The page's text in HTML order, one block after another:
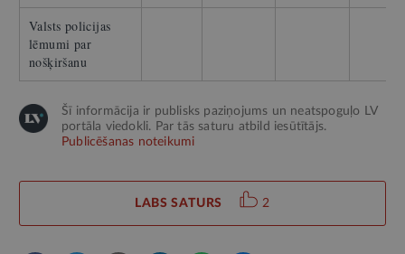
Valsts policijas
lēmumi par
nošķiršanu
Šī informācija ir publisks paziņojums un neatspoguļo LV
portāla viedokli. Par tās saturu atbild iesūtītājs.
Publicēšanas noteikumi
LABS SATURS 2